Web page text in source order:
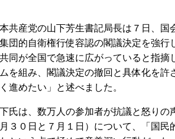
共産党の山下芳生書記局長は７日、国
団的自衛権行使容認の閣議決定を強行
同が全国で急速に広がっていると指摘
を組み、閣議決定の撤回と具体化を許
進めたい」と述べました。
氏は、数万人の参加者が抗議と怒りの
月３０日と７月１日）について、「国